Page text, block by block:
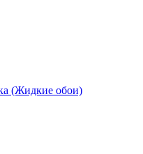
(Жидкие обои)